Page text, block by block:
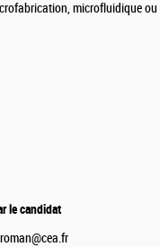
microfluidique ou
le candidat